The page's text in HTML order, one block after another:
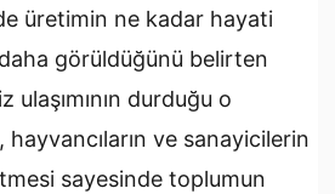
üretimin ne kadar hayati
görüldüğünü belirten
ulaşımının durduğu o
ve sanayicilerin
sayesinde toplumun